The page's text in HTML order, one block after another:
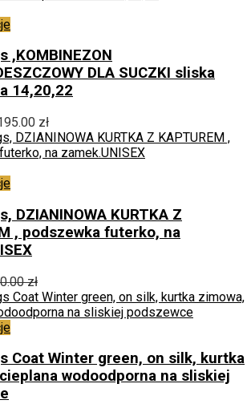
na
stronie
produktu
Ten
ma
wiele
wariantów.
Opcje
można
wybrać
na
stronie
produktu
,KOMBINEZON
DLA SUCZKI sliska
14,20,22
złZakres
cen:
od
Ten
ma
wiele
wariantów.
Opcje
można
wybrać
na
stronie
produktu
DZIANINOWA KURTKA Z
, podszewka futerko, na
zł
Ten
ma
wiele
wariantów.
Coat Winter green, on silk, kurtka
wodoodporna na sliskiej